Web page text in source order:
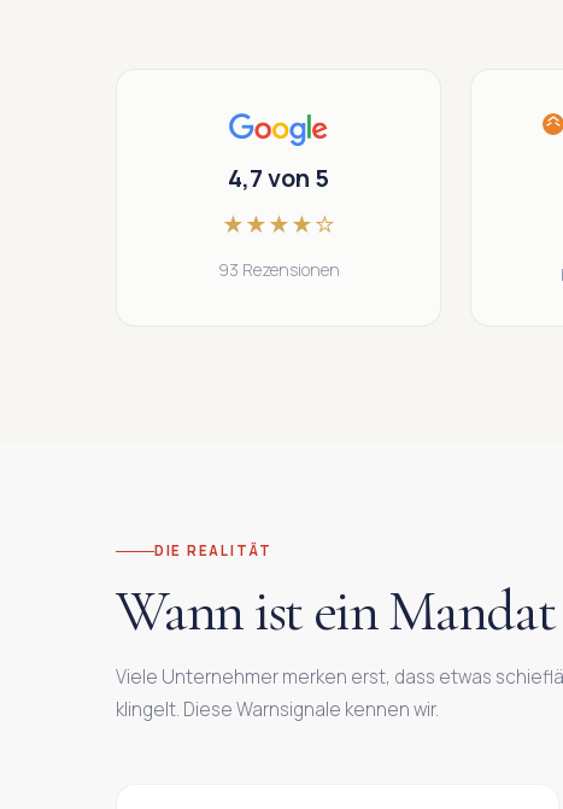
4,7 von 5
★★★★☆
93 Rezensionen
DIE REALITÄT
Wann ist ein Mandat
Viele Unternehmer merken erst, dass etwas
klingelt. Diese Warnsignale kennen wir.